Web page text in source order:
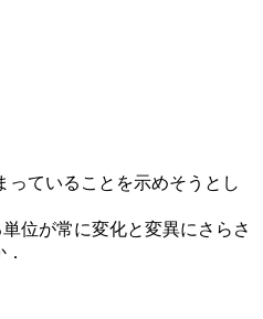
っていることを示めそうとし
位が常に変化と変異にさらさ